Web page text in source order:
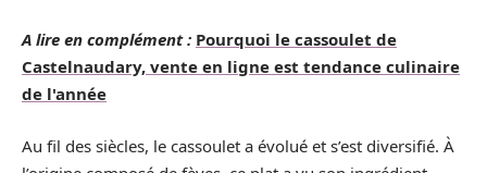
A lire en complément : Pourquoi le cassoulet de
Castelnaudary, vente en ligne est tendance culinaire
de l'année
Au fil des siècles, le cassoulet a évolué et s’est diversifié. À